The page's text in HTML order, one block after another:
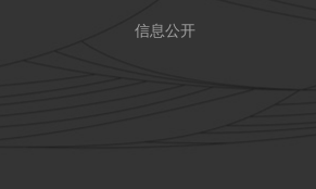
信息公开